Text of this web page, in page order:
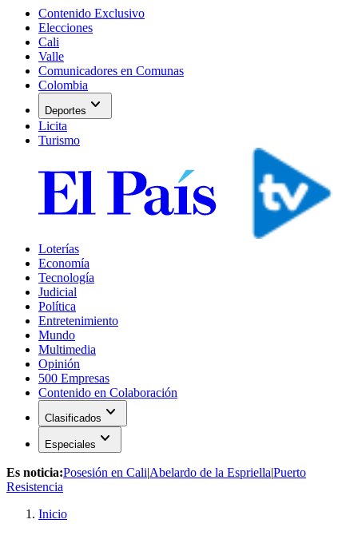
Contenido Exclusivo
Elecciones
Cali
Valle
Comunicadores en Comunas
Colombia
Deportes expand_more
Licita
Turismo
Loterías
Economía
Tecnología
Judicial
Política
Entretenimiento
Mundo
Multimedia
Opinión
500 Empresas
Contenido en Colaboración
Clasificados expand_more
Especiales expand_more
Es noticia:Posesión en Cali|Abelardo de la Espriella|Puerto
Resistencia
Inicio